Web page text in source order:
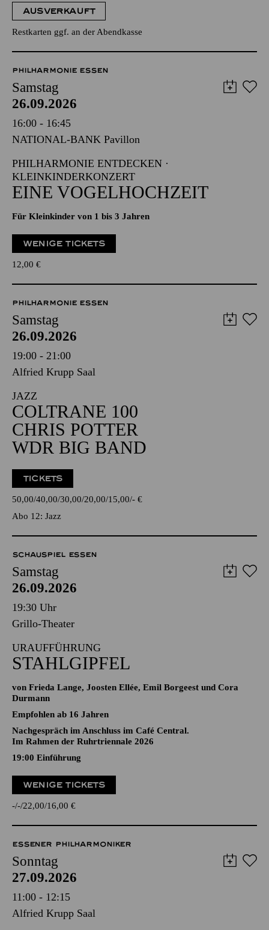
AUSVERKAUFT
Restkarten ggf. an der Abendkasse
PHILHARMONIE ESSEN
Samstag
26.09.2026
16:00 - 16:45
NATIONAL-BANK Pavillon
PHILHARMONIE ENTDECKEN ·
KLEINKINDERKONZERT
EINE VOGELHOCHZEIT
Für Kleinkinder von 1 bis 3 Jahren
WENIGE TICKETS
12,00 €
PHILHARMONIE ESSEN
Samstag
26.09.2026
19:00 - 21:00
Alfried Krupp Saal
JAZZ
COLTRANE 100
CHRIS POTTER
WDR BIG BAND
TICKETS
50,00 40,00 30,00 20,00 15,00 - €
Abo 12: Jazz
SCHAUSPIEL ESSEN
Samstag
26.09.2026
19:30 Uhr
Grillo-Theater
URAUFFÜHRUNG
STAHLGIPFEL
von Frieda Lange, Joosten Ellée, Emil Borgeest und Cora
Durmann
Empfohlen ab 16 Jahren
Nachgespräch im Anschluss im Café Central.
Im Rahmen der Ruhrtriennale 2026
19:00 Einführung
WENIGE TICKETS
- - 22,00 16,00 €
ESSENER PHILHARMONIKER
Sonntag
27.09.2026
11:00 - 12:15
Alfried Krupp Saal